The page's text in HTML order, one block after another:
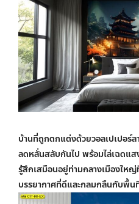
บ้านที่ถูกตกแต่งด้วยวอลเปเปอร์
ลดหลั่นสลับกันไป พร้อมไล่เฉดแ
รู้สึกเสมือนอยู่ท่ามกลางเมืองให
บรรยากาศที่ดีและกลมกลืนกับพื้น